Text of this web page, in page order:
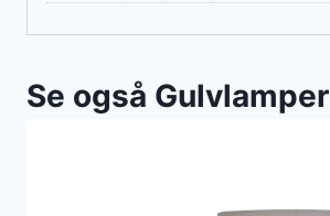
Se også Gulvlamper